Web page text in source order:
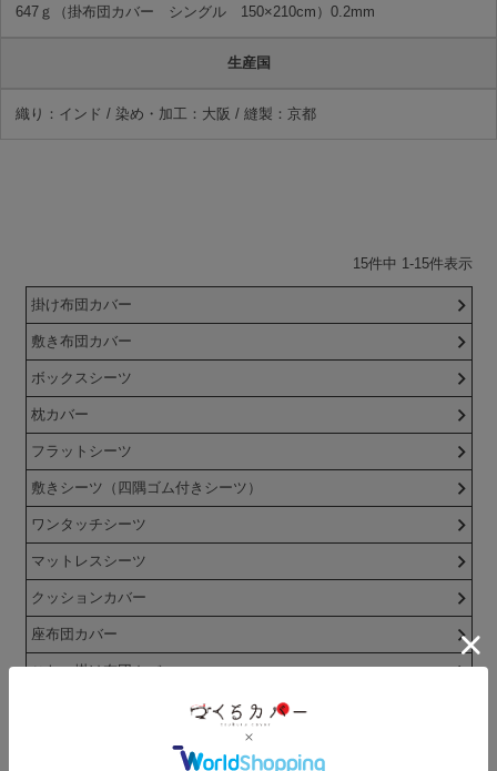
647ｇ（掛布団カバー シングル 150×210cm）0.2mm
生産国
織り：インド / 染め・加工：大阪 / 縫製：京都
15件中 1-15件表示
掛け布団カバー
敷き布団カバー
ボックスシーツ
枕カバー
フラットシーツ
敷きシーツ（四隅ゴム付きシーツ）
ワンタッチシーツ
マットレスシーツ
クッションカバー
座布団カバー
こたつ掛け布団カバー
こたつ敷き布団カバー